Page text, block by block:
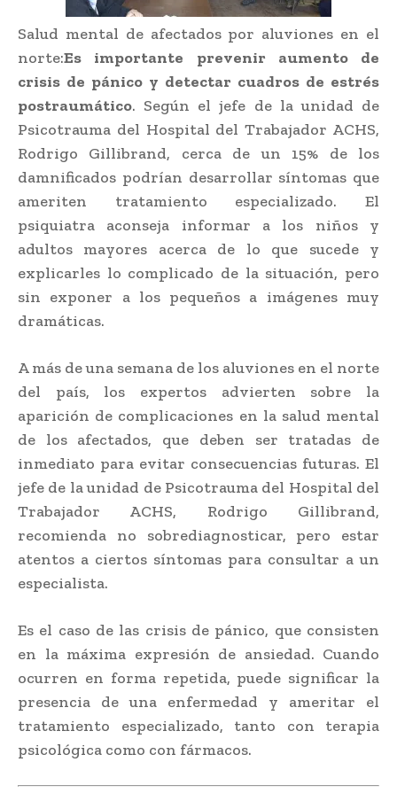
Salud mental de afectados por aluviones en el
norte:Es importante prevenir aumento de
crisis de pánico y detectar cuadros de estrés
postraumático. Según el jefe de la unidad de
Psicotrauma del Hospital del Trabajador ACHS,
Rodrigo Gillibrand, cerca de un 15% de los
damnificados podrían desarrollar síntomas que
ameriten tratamiento especializado. El
psiquiatra aconseja informar a los niños y
adultos mayores acerca de lo que sucede y
explicarles lo complicado de la situación, pero
sin exponer a los pequeños a imágenes muy
dramáticas.
A más de una semana de los aluviones en el norte
del país, los expertos advierten sobre la
aparición de complicaciones en la salud mental
de los afectados, que deben ser tratadas de
inmediato para evitar consecuencias futuras. El
jefe de la unidad de Psicotrauma del Hospital del
Trabajador ACHS, Rodrigo Gillibrand,
recomienda no sobrediagnosticar, pero estar
atentos a ciertos síntomas para consultar a un
especialista.
Es el caso de las crisis de pánico, que consisten
en la máxima expresión de ansiedad. Cuando
ocurren en forma repetida, puede significar la
presencia de una enfermedad y ameritar el
tratamiento especializado, tanto con terapia
psicológica como con fármacos.